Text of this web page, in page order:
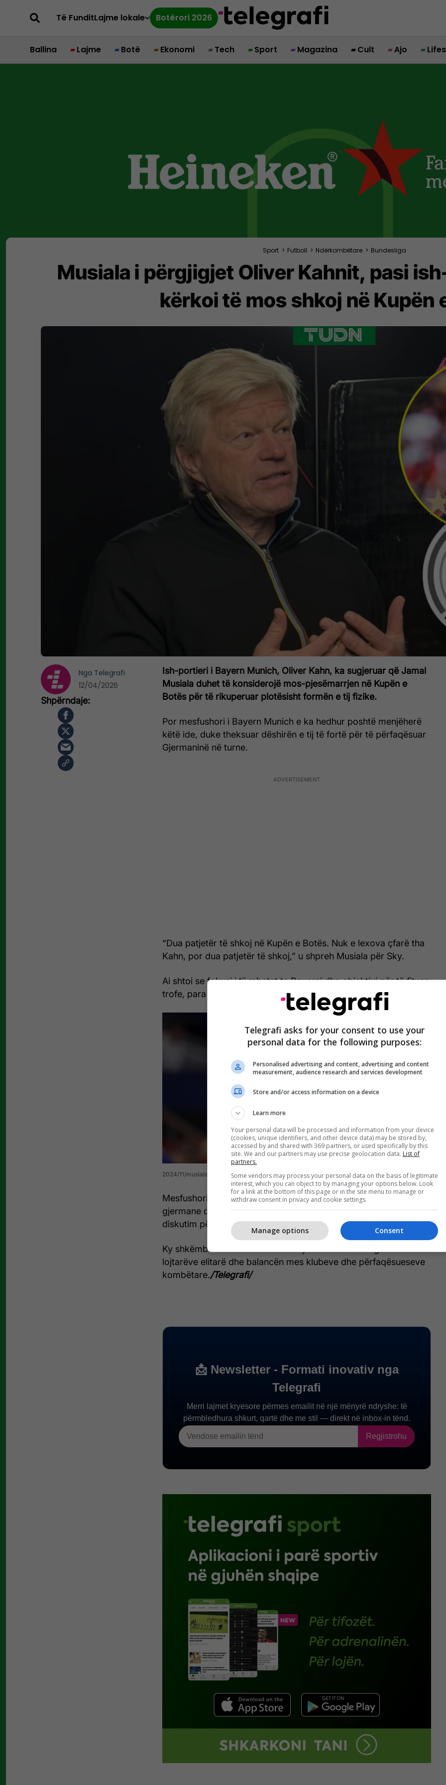
Të FunditLajme lokale Botërori 2026
Ballina Lajme Botë Ekonomi Tech Sport Magazina Cult Ajo
Sport > Futboll > Ndërkombëtare > Bundesliga
Musiala i përgjigjet Oliver Kahnit, pasi
kërkoi të mos shkoj në Kupën
Ish-portieri i Bayern Munich, Oliver Kahn, ka sugjeruar që Jamal
Musiala duhet të konsiderojë mos-pjesëmarrjen në Kupën e
Botës për të rikuperuar plotësisht formën e tij fizike.
Por mesfushori i Bayern Munich e ka hedhur poshtë menjëherë
këtë ide, duke theksuar dëshirën e tij të fortë për të përfaqësuar
Gjermaninë në turne.
“Dua patjetër të shkoj në Kupën e Botës. Nuk e lexova çfarë tha
Kahn, por dua patjetër të shkoj,” u shpreh Musiala për Sky.
Ai shtoi se fokusi i tij mbetet te Bayerni dhe objektivi për të fituar
trofe, para se të bashkohet me kombëtaren në verë.
2024/11/musiala.jpg telegrafi.com
Mesfushori theksoi gjithashtu angazhimin e tij ndaj Kombëtares
gjermane dhe pjesëmarrjes në Kupën e Botës, duke mbyllur çdo
diskutim për mungesë të mundshme.
Ky shkëmbim mendimesh ka rikthyer debatin mbi ngarkesën e
lojtarëve elitarë dhe balancën mes klubeve dhe përfaqësueseve
kombëtare./Telegrafi/
Nga Telegrafi
12/04/2026
Telegrafi asks for your consent to use your
personal data for the following purposes:
Personalised advertising and content, advertising and content
measurement, audience research and services development
Store and/or access information on a device
Learn more
Your personal data will be processed and information from your device
(cookies, unique identifiers, and other device data) may be stored by,
accessed by and shared with 369 partners, or used specifically by this
site. We and our partners may use precise geolocation data. List of
partners.
Some vendors may process your personal data on the basis of legitimate
interest, which you can object to by managing your options below. Look
for a link at the bottom of this page or in the site menu to manage or
withdraw consent in privacy and cookie settings.
Consent
Manage options